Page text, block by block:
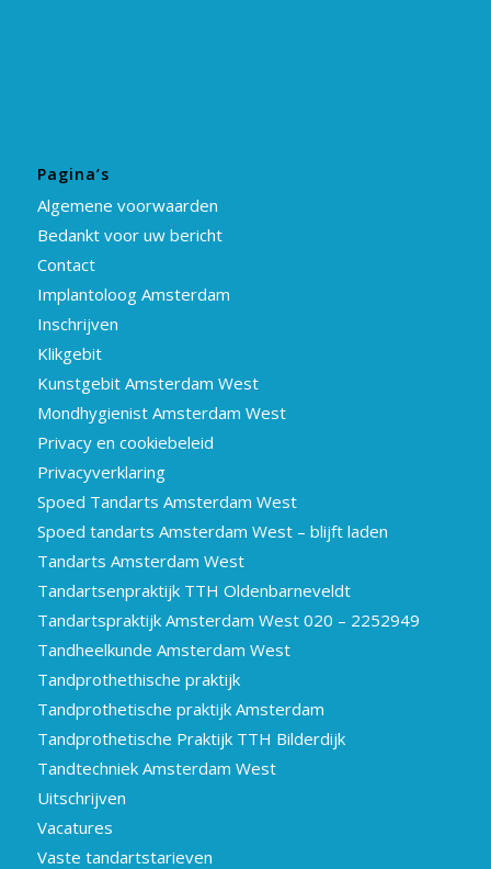
Pagina’s
Algemene voorwaarden
Bedankt voor uw bericht
Contact
Implantoloog Amsterdam
Inschrijven
Klikgebit
Kunstgebit Amsterdam West
Mondhygienist Amsterdam West
Privacy en cookiebeleid
Privacyverklaring
Spoed Tandarts Amsterdam West
Spoed tandarts Amsterdam West – blijft laden
Tandarts Amsterdam West
Tandartsenpraktijk TTH Oldenbarneveldt
Tandartspraktijk Amsterdam West 020 – 2252949
Tandheelkunde Amsterdam West
Tandprothethische praktijk
Tandprothetische praktijk Amsterdam
Tandprothetische Praktijk TTH Bilderdijk
Tandtechniek Amsterdam West
Uitschrijven
Vacatures
Vaste tandartstarieven